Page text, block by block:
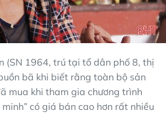
(SN 1964, trú tại tổ dân phố 8, thị
bã khi biết rằng toàn bộ sản
mua khi tham gia chương trình
có giá bán cao hơn rất nhiều